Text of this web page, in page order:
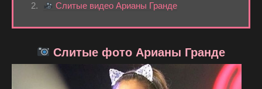
Слитые видео Арианы Гранде
Слитые фото Арианы Гранде